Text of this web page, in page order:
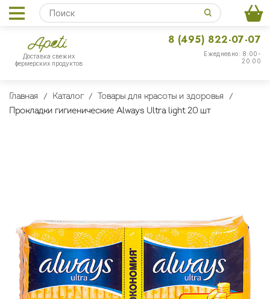
Доставка свежих
фермерских продуктов
Ежедневно: 8:00-
20:00
8 (495) 822-07-07
Главная Каталог
Товары для красоты и здоровья
Прокладки гигиенические Always Ultra light 20 шт